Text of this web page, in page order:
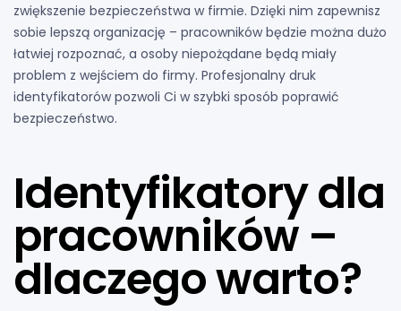
zwiększenie bezpieczeństwa w firmie. Dzięki nim zapewnisz
sobie lepszą organizację – pracowników będzie można dużo
łatwiej rozpoznać, a osoby niepożądane będą miały
problem z wejściem do firmy. Profesjonalny druk
identyfikatorów pozwoli Ci w szybki sposób poprawić
bezpieczeństwo.
Identyfikatory dla
pracowników –
dlaczego warto?